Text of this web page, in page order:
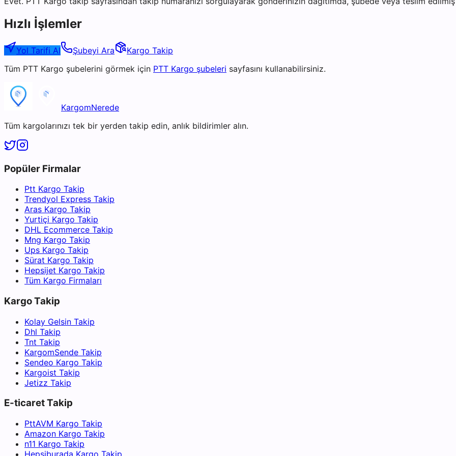
Hızlı İşlemler
Yol Tarifi Al Şubeyi Ara
Kargo Takip
Tüm PTT Kargo şubelerini görmek için PTT Kargo şubeleri sayfasını kullanabilirsiniz.
KargomNerede
Tüm kargolarınızı tek bir yerden takip edin, anlık bildirimler alın.
Popüler Firmalar
Ptt Kargo Takip
Trendyol Express Takip
Aras Kargo Takip
Yurtiçi Kargo Takip
DHL Ecommerce Takip
Mng Kargo Takip
Ups Kargo Takip
Sürat Kargo Takip
Hepsijet Kargo Takip
Tüm Kargo Firmaları
Kargo Takip
Kolay Gelsin Takip
Dhl Takip
Tnt Takip
KargomSende Takip
Sendeo Kargo Takip
Kargoist Takip
Jetizz Takip
E-ticaret Takip
PttAVM Kargo Takip
Amazon Kargo Takip
n11 Kargo Takip